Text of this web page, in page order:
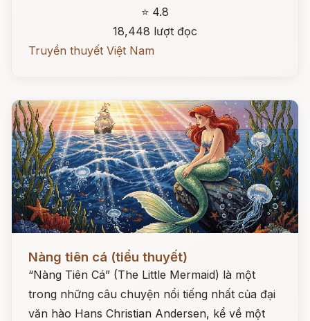
⭐ 4.8
18,448 lượt đọc
Truyền thuyết Việt Nam
Nàng tiên cá (tiểu thuyết)
“Nàng Tiên Cá” (The Little Mermaid) là một
trong những câu chuyện nổi tiếng nhất của đại
văn hào Hans Christian Andersen, kể về một